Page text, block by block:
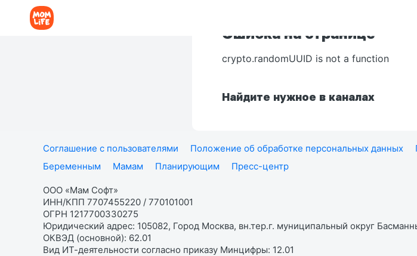
Ошибка на странице
crypto.randomUUID is not a function
Найдите нужное в каналах
Соглашение с пользователями Положение об обработке персональных данных
Беременным
Мамам Планирующим Пресс-центр
ООО «Мам Софт»
ИНН/КПП 7707455220 / 770101001
ОГРН 1217700330275
Юридический адрес: 105082, Город Москва, вн.тер.г. муниципальный округ
ОКВЭД (основной): 62.01
Вид ИТ-деятельности согласно приказу Минцифры: 12.01